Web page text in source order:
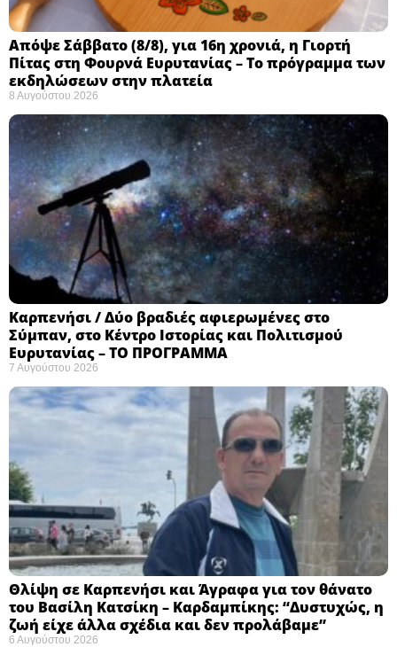
Απόψε Σάββατο (8/8), για 16η χρονιά, η Γιορτή
Πίτας στη Φουρνά Ευρυτανίας – Το πρόγραμμα των
εκδηλώσεων στην πλατεία
8 Αυγούστου 2026
Καρπενήσι / Δύο βραδιές αφιερωμένες στο
Σύμπαν, στο Κέντρο Ιστορίας και Πολιτισμού
Ευρυτανίας – ΤΟ ΠΡΟΓΡΑΜΜΑ
7 Αυγούστου 2026
Θλίψη σε Καρπενήσι και Άγραφα για τον θάνατο
του Βασίλη Κατσίκη – Καρδαμπίκης: “Δυστυχώς, η
ζωή είχε άλλα σχέδια και δεν προλάβαμε”
6 Αυγούστου 2026